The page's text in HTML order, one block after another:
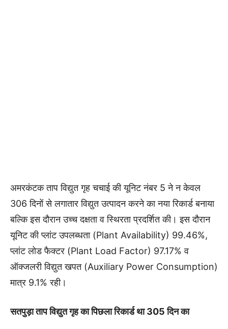
अमरकंटक ताप विद्युत गृह चचाई की यूनिट नंबर 5 ने न केवल
306 दिनों से लगातार विद्युत उत्पादन करने का नया रिकार्ड बनाया
बल्क‍ि इस दौरान उच्च दक्षता व स्थि‍रता प्रदर्श‍ित की। इस दौरान
यूनिट की प्लांट उपलब्धता (Plant Availability) 99.46%,
प्लांट लोड फैक्टर (Plant Load Factor) 97.17% व
ऑक्जलरी विद्युत खपत (Auxiliary Power Consumption)
मात्र 9.1% रही।
सतपुड़ा ताप विद्युत गृह का पिछला रिकार्ड था 305 दिन का